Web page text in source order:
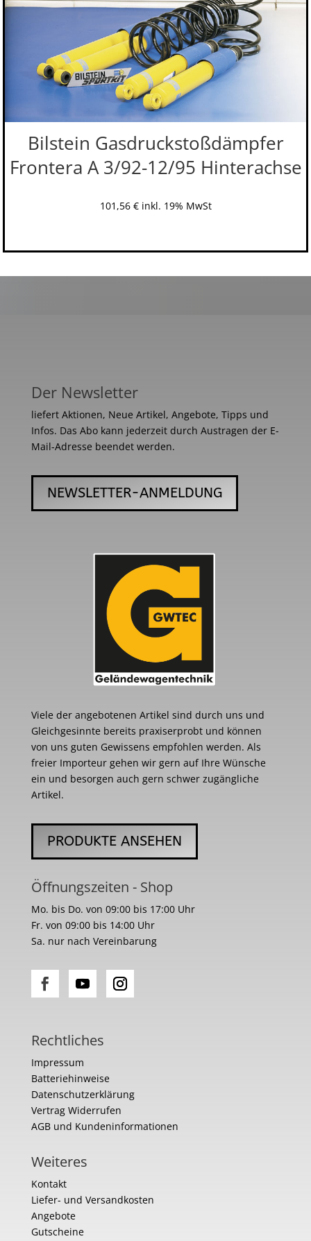
Bilstein Gasdruckstoßdämpfer
Frontera A 3/92-12/95 Hinterachse
101,56 € inkl. 19% MwSt
Der Newsletter
liefert Aktionen, Neue Artikel, Angebote, Tipps und
Infos. Das Abo kann jederzeit durch Austragen der E-
Mail-Adresse beendet werden.
NEWSLETTER-ANMELDUNG
Viele der angebotenen Artikel sind durch uns und
Gleichgesinnte bereits praxiserprobt und können
von uns guten Gewissens empfohlen werden. Als
freier Importeur gehen wir gern auf Ihre Wünsche
ein und besorgen auch gern schwer zugängliche
Artikel.
PRODUKTE ANSEHEN
Öffnungszeiten - Shop
Mo. bis Do. von 09:00 bis 17:00 Uhr
Fr. von 09:00 bis 14:00 Uhr
Sa. nur nach Vereinbarung
Rechtliches
Impressum
Batteriehinweise
Datenschutzerklärung
Vertrag Widerrufen
AGB und Kundeninformationen
Weiteres
Kontakt
Liefer- und Versandkosten
Angebote
Gutscheine